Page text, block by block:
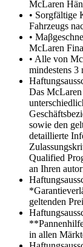
McLaren
• Sorgfältige
Fahrzeugs
•
McLaren
• Alle von
mindestens 3
Das
sowie den
detaillierte
Qualified
an Ihren
geltenden
in allen